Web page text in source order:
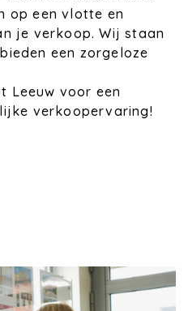
op een vlotte en
je verkoop. Wij staan
een zorgeloze
Leeuw voor een
verkoopervaring!